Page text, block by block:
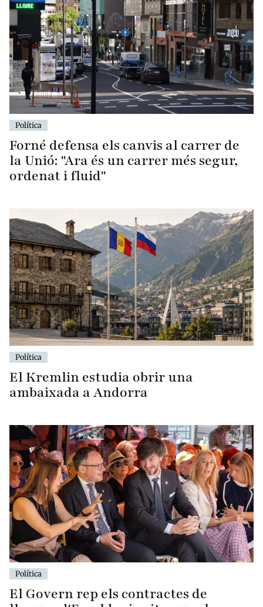
Política
Forné defensa els canvis al carrer de
la Unió: "Ara és un carrer més segur,
ordenat i fluid"
Política
El Kremlin estudia obrir una
ambaixada a Andorra
Política
El Govern rep els contractes de